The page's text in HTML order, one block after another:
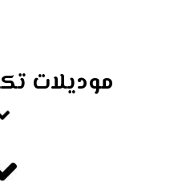
موديلات